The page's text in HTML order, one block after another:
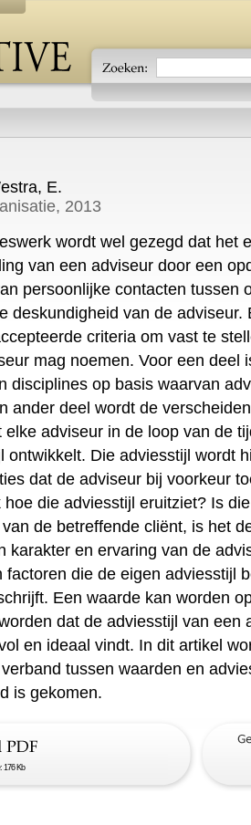
E.
2013
wordt wel gezegd dat het
van een adviseur door een
persoonlijke contacten tussen
deskundigheid van de adviseur.
criteria om vast te
mag noemen. Voor een deel
disciplines op basis waarvan
ander deel wordt de
adviseur in de loop van de
ontwikkelt. Die adviesstijl wordt
dat de adviseur bij voorkeur
hoe die adviesstijl eruitziet? Is
de betreffende cliënt, is het
karakter en ervaring van de
factoren die de eigen adviesstijl
Een waarde kan worden
dat de adviesstijl van een
en ideaal vindt. In dit artikel
tussen waarden en
is gekomen.
176 Kb